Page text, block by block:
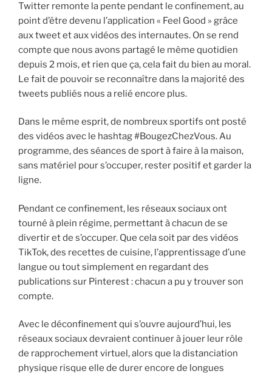
Twitter remonte la pente pendant le confinement, au
point d’être devenu l’application « Feel Good » grâce
aux tweet et aux vidéos des internautes. On se rend
compte que nous avons partagé le même quotidien
depuis 2 mois, et rien que ça, cela fait du bien au moral.
Le fait de pouvoir se reconnaître dans la majorité des
tweets publiés nous a relié encore plus.
Dans le même esprit, de nombreux sportifs ont posté
des vidéos avec le hashtag #BougezChezVous. Au
programme, des séances de sport à faire à la maison,
sans matériel pour s’occuper, rester positif et garder la
ligne.
Pendant ce confinement, les réseaux sociaux ont
tourné à plein régime, permettant à chacun de se
divertir et de s’occuper. Que cela soit par des vidéos
TikTok, des recettes de cuisine, l’apprentissage d’une
langue ou tout simplement en regardant des
publications sur Pinterest : chacun a pu y trouver son
compte.
Avec le déconfinement qui s’ouvre aujourd’hui, les
réseaux sociaux devraient continuer à jouer leur rôle
de rapprochement virtuel, alors que la distanciation
physique risque elle de durer encore de longues